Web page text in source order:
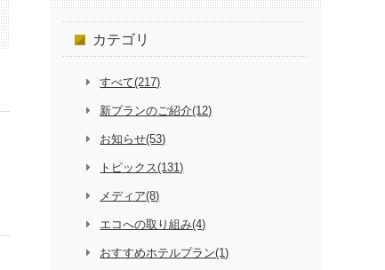
カテゴリ
すべて(217)
新プランのご紹介(12)
お知らせ(53)
トピックス(131)
メディア(8)
エコへの取り組み(4)
おすすめホテルプラン(1)